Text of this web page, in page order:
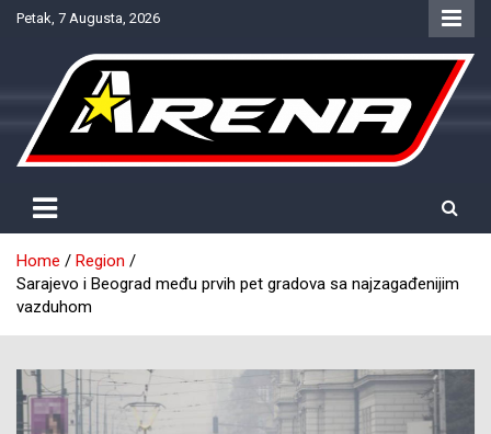
SkipPetak, 7 Augusta, 2026
NTV Arena
Home
Region
Sarajevo i Beograd među prvih pet gradova sa najzagađenijim
vazduhom